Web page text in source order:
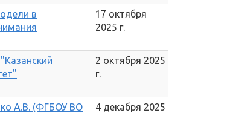
в
17 октября
2025 г.
2 октября 2025
г.
А.В. (ФГБОУ ВО
4 декабря 2025